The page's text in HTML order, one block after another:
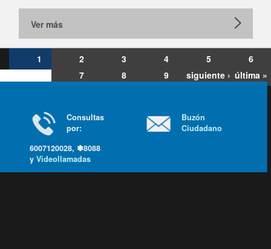
Ver más
1 2 3 4 5
6
7
8 9 siguiente › última »
Consultas
por:
6007120028, ✽8088
yVideollamadas
Buzón
Ciudadano